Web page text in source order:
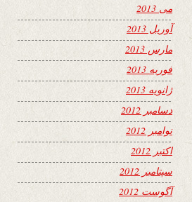
می 2013
آوریل 2013
مارس 2013
فوریه 2013
ژانویه 2013
دسامبر 2012
نوامبر 2012
اکتبر 2012
سپتامبر 2012
آگوست 2012